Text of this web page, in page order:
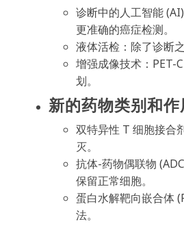
诊断中的人工智能
更准确的癌症检测。
液体活检：除了诊断
增强成像技术：PET-
划。
新的药物类别和
双特异性 T 细胞接合
灭。
抗体-药物偶联物
保留正常细胞。
蛋白水解靶向嵌合体
法。